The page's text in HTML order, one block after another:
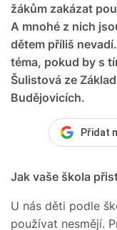
žákům zakázat
A mnohé z nich
dětem příliš
téma, pokud by s
Šulistová ze
Budějovicích.
Přidat
Jak vaše škola
U nás děti podle
používat nesmějí.